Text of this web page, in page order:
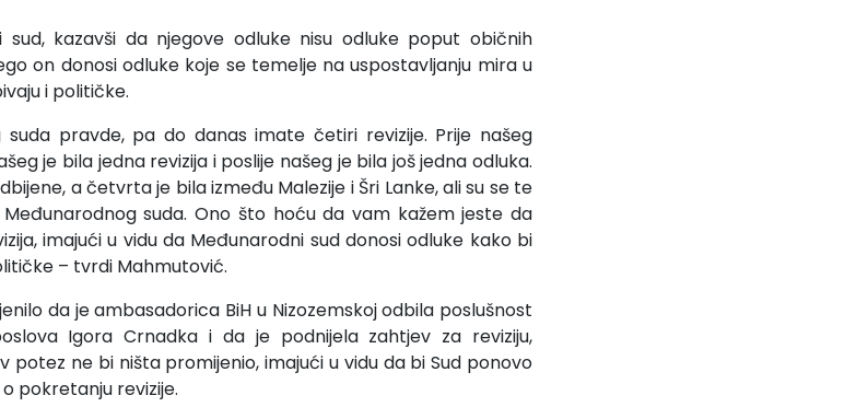
kazavši da njegove odluke nisu odluke poput običnih
on donosi odluke koje se temelje na uspostavljanju mira u
i političke.
pravde, pa do danas imate četiri revizije. Prije našeg
je bila jedna revizija i poslije našeg je bila još jedna odluka.
a četvrta je bila između Malezije i Šri Lanke, ali su se te
suda. Ono što hoću da vam kažem jeste da
imajući u vidu da Međunarodni sud donosi odluke kako bi
– tvrdi Mahmutović.
da je ambasadorica BiH u Nizozemskoj odbila poslušnost
Igora Crnadka i da je podnijela zahtjev za reviziju,
potez ne bi ništa promijenio, imajući u vidu da bi Sud ponovo
pokretanju revizije.